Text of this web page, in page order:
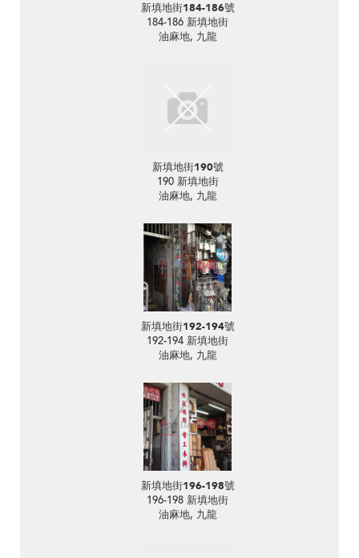
新填地街184-186號
184-186 新填地街
油麻地, 九龍
新填地街190號
190 新填地街
油麻地, 九龍
新填地街192-194號
192-194 新填地街
油麻地, 九龍
新填地街196-198號
196-198 新填地街
油麻地, 九龍